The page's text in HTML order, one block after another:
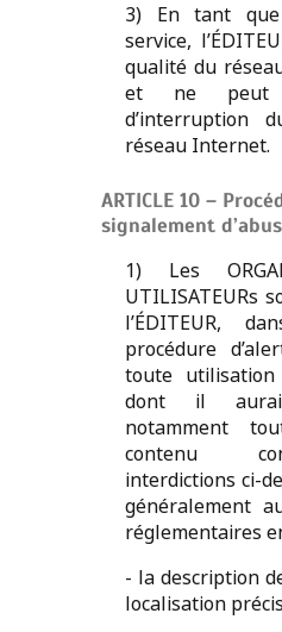
3) En tant que
service,
qualité du
et ne peut
d’interruption
réseau Internet.
ARTICLE 10 –
signalement d’abus
1) Les
UTILISATEURs
l’ÉDITEUR,
procédure
toute utilisation
dont il
notamment
contenu
interdictions ci-
généralement
réglementaires
- la description
localisation